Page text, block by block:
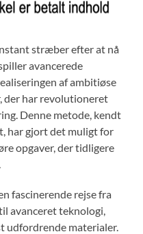
stræber efter at nå
avancerede
af ambitiøse
der har revolutioneret
Denne metode, kendt
har gjort det muligt for
opgaver, der tidligere
fascinerende rejse fra
avanceret teknologi,
udfordrende materialer.